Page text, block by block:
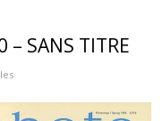
SANS TITRE